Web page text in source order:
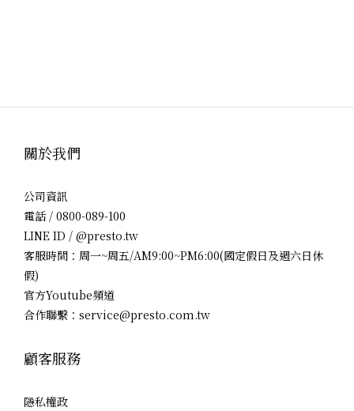
關於我們
公司資訊
電話 / 0800-089-100
LINE ID / @presto.tw
客服時間：周一~周五/AM9:00~PM6:00(國定假日及週六日休
假)
官方Youtube頻道
合作聯繫：service@presto.com.tw
顧客服務
隱私權政